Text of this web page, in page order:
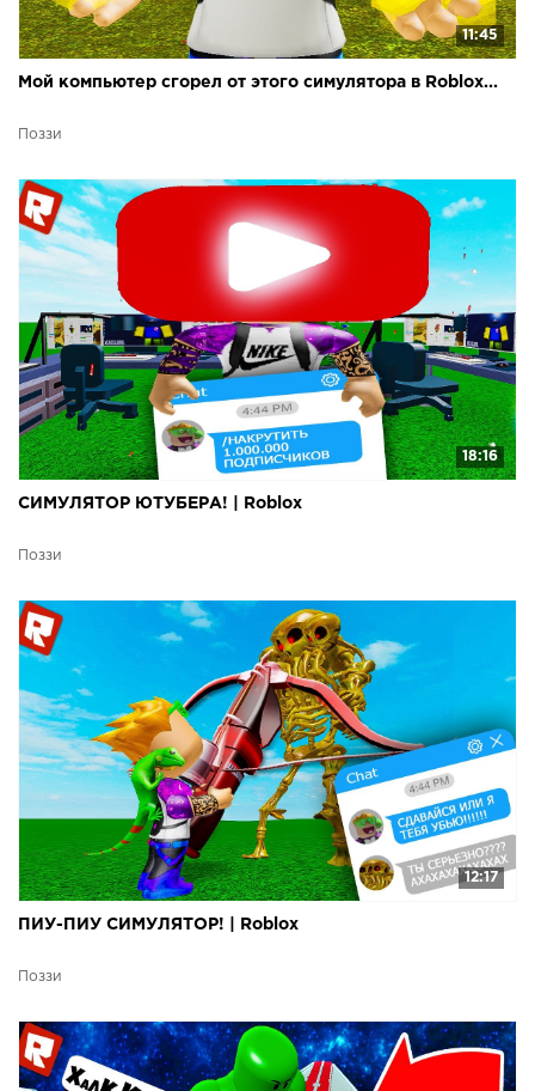
11:45
Мой компьютер сгорел от этого симулятора в Roblox...
Поззи
18:16
СИМУЛЯТОР ЮТУБЕРА! | Roblox
Поззи
12:17
ПИУ-ПИУ СИМУЛЯТОР! | Roblox
Поззи